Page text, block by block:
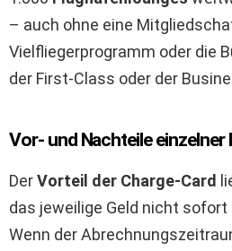
– auch ohne eine
Vielfliegerprogramm oder die
der First-Class oder der
Vor- und Nachteile einzelner
DerVorteil der Charge-Card
das jeweilige Geld nicht
Wenn der